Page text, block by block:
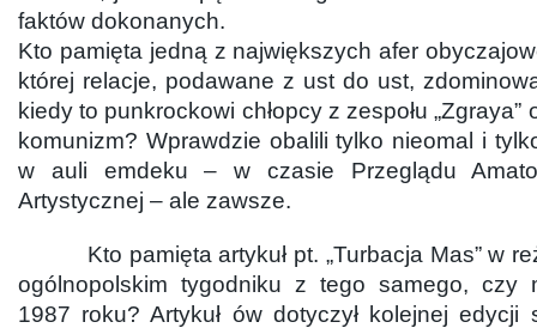
faktów dokonanych.
Kto pamięta jedną z największych afer
której relacje, podawane z ust do ust,
kiedy to punkrockowi chłopcy z zespołu
komunizm? Wprawdzie obalili tylko nieomal i
w auli emdeku – w czasie Przeglądu
Artystycznej – ale zawsze.
Kto pamięta artykuł pt. „Turbacja Mas” w
ogólnopolskim tygodniku z tego samego, czy
1987 roku? Artykuł ów dotyczył kolejnej edycji